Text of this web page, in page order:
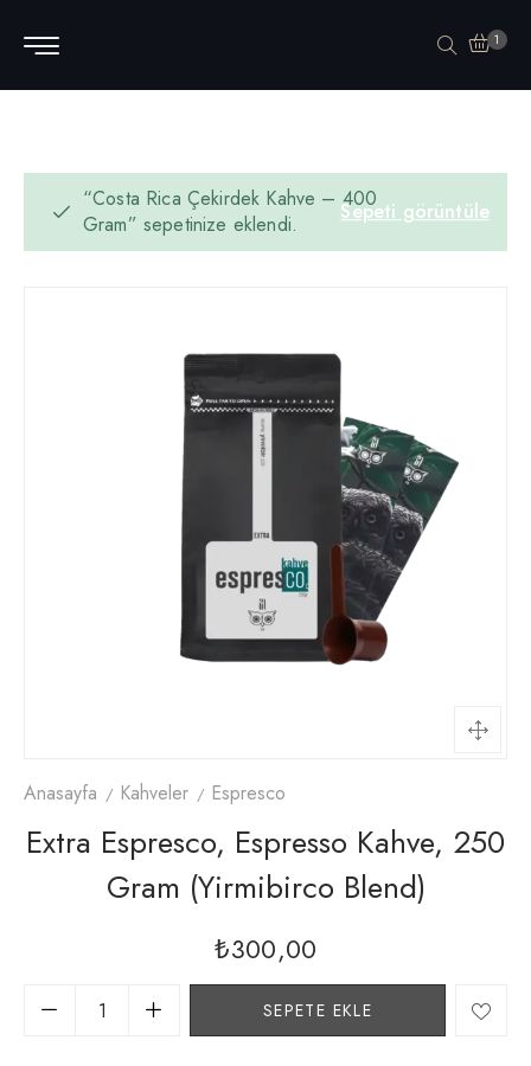
1
Sepeti görüntüle
“Costa Rica Çekirdek Kahve – 400
Gram” sepetinize eklendi.
Anasayfa Kahveler Espresco
Extra Espresco, Espresso Kahve, 250
Gram (yirmibirco Blend)
₺300,00
SEPETE EKLE